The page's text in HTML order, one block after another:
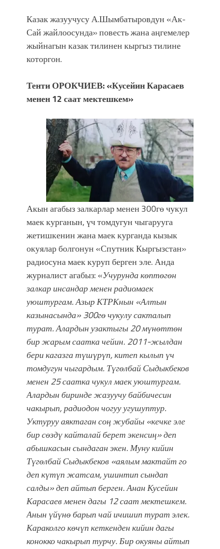
Казак жазуучусу А.Шымбатыровдун «Ак-
Сай жайлоосунда» повесть жана аңгемелер
жыйнагын казак тилинен кыргыз тилине
которгон.
Тенти ОРОКЧИЕВ: «Кусейин Карасаев
менен 12 саат мектешкем»
Акын агабыз залкарлар менен 300гө чукул
маек курганын, үч томдугун чыгарууга
жетишкенин жана маек курганда кызык
окуялар болгонун «Спутник Кыргызстан»
радиосуна маек куруп берген эле. Анда
журналист агабыз: «Учурунда көптөгөн
залкар инсандар менен радиомаек
уюштургам. Азыр КТРКнын «Алтын
казынасында» 300гө чукулу сакталып
турат. Алардын узактыгы 20 мүнөттөн
бир жарым саатка чейин. 2011-жылдан
бери кагазга түшүрүп, китеп кылып үч
томдугун чыгардым. Түгөлбай Сыдыкбеков
менен 25 саатка чукул маек уюштургам.
Алардын биринде жазуучу байбичесин
чакырып, радиодон чогуу угушуптур.
Уктуруу аяктаган соң жубайы «кечке эле
бир сөздү кайталай берет экенсиң» деп
абышкасын сындаган экен. Муну кийин
Түгөлбай Сыдыкбеков «аялым мактайт го
деп күтүп жатсам, ушинтип сындап
салды» деп айтып берген. Анан Кусейин
Карасаев менен дагы 12 саат мектешкем.
Анын үйүнө барып чай ичишип турат элек.
Караколго көчүп кеткенден кийин дагы
конокко чакырып турчу. Бир окуяны айтып